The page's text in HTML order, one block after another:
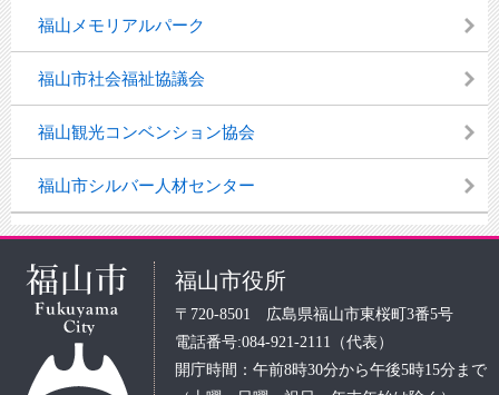
福山メモリアルパーク
福山市社会福祉協議会
福山観光コンベンション協会
福山市シルバー人材センター
福山市役所
〒720-8501 広島県福山市東桜町3番5号
電話番号:084-921-2111（代表）
開庁時間：午前8時30分から午後5時15分まで